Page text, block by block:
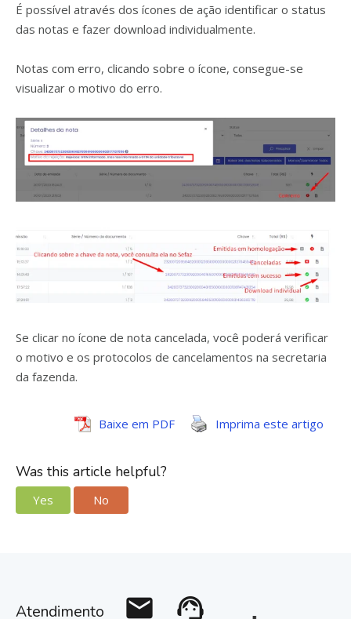
É possível através dos ícones de ação identificar o status
das notas e fazer download individualmente.
Notas com erro, clicando sobre o ícone, consegue-se
visualizar o motivo do erro.
Se clicar no ícone de nota cancelada, você poderá verificar
o motivo e os protocolos de cancelamentos na secretaria
da fazenda.
Baixe em PDF Imprima este artigo
Was this article helpful?
Yes No
Atendimento mail support_agent